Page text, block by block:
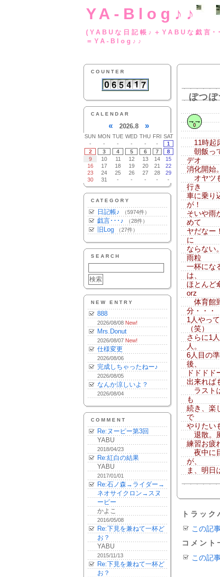
YA-Blog♪♪
(YABUな日記帳♪
＝YA-Blog♪♪
COUNTER
CALENDAR
« 2026.8 »
SUN MON TUE WED THU FRI SAT
-
- - - - -
1
2
3 4 5 6 7
8
9
10 11 12 13 14
15
16
17 18 19 20 21
22
23
24 25 26 27 28
29
30
31 - - - - -
CATEGORY
日記帳♪ （5974件）
戯言･･･♪ （28件）
旧Log （27件）
SEARCH
NEW ENTRY
888
2026/08/08 New!
Mrs.Donut
2026/08/07 New!
仕様変更
2026/08/06
完成しちゃったねー♪
2026/08/05
なんか涼しいよ？
2026/08/04
COMMENT
Re:ヌーピー第3回
YABU
2018/04/23
Re:紅白の結果
YABU
2017/01/01
Re:石ノ森→ライダー→
ネオサイクロン→スヌ
ーピー
かよこ
2016/05/08
Re:下見を兼ねて一杯ど
お？
YABU
2015/11/13
Re:下見を兼ねて一杯ど
お？
ぽつ
11時起
朝飯っ
デオ
消化開始
オヤツ
行き
車に乗り
が！
そいや雨
めて
ヤだなー
に
ならない
雨粒
一杯にな
は、
ほとんど
orz
体育館
分・・・
1人やっ
（笑）
さらに1
人。
6人目の
後、
ドドドド
出来れば
ラスト
も
続き、楽
で
やりたい
退散。
練習お疲
夜中に
が、
ま、明日
トラッ
この記
コメント
この記